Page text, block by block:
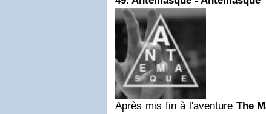
Après mis fin à l'aventure The